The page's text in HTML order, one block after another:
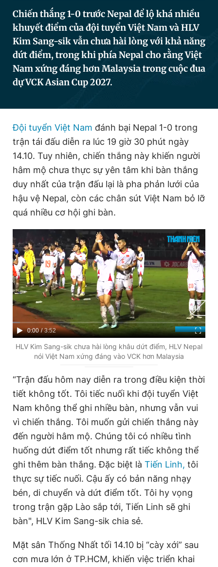
Đọc Thanh Niên trên điện thoại
Hotline
0906 645 777
Liên hệ quảng cáo
0908 780 404
Đặt báo Quảng cáo RSS Tòa soạn Chính sách bảo
Tổng biên tập: Nguyễn Ngọc Toàn
Phó tổng biên tập thường trực: Hải Thành
Phó tổng biên tập: Lâm Hiếu Dũng
Phó tổng biên tập: Trần Việt Hưng
Giấy phép xuất bản số 110/GP - BTTTT cấp ngày 24.3.2020
© 2003-2026 Bản quyền thuộc về Báo Thanh Niên. Cấm sao
chép dưới mọi hình thức nếu không có sự chấp thuận bằng văn
bản. Phát triển bởi ePi Technologies, JSC.
Chiến thắng 1-0 trước Nepal để lộ khá nhiều
khuyết điểm của đội tuyển Việt Nam và HLV
Kim Sang-sik vẫn chưa hài lòng với khả năng
dứt điểm, trong khi phía Nepal cho rằng Việt
Nam xứng đáng hơn Malaysia trong cuộc đua
dự VCK Asian Cup 2027.
Đội tuyển Việt Nam đánh bại Nepal 1-0 trong
trận tái đấu diễn ra lúc 19 giờ 30 phút ngày
14.10. Tuy nhiên, chiến thắng này khiến người
hâm mộ chưa thực sự yên tâm khi bàn thắng
duy nhất của trận đấu lại là pha phản lưới của
hậu vệ Nepal, còn các chân sút Việt Nam bỏ lỡ
quá nhiều cơ hội ghi bàn.
C
u
t
i
m
e
0:00 / D
u
a
n
3:52
HLV Kim Sang-sik chưa hài lòng khâu dứt điểm, HLV Nepal
nói Việt Nam xứng đáng vào VCK hơn Malaysia
“Trận đấu hôm nay diễn ra trong điều kiện thời
tiết không tốt. Tôi tiếc nuối khi đội tuyển Việt
Nam không thể ghi nhiều bàn, nhưng vẫn vui
vì chiến thắng. Tôi muốn gửi chiến thắng này
đến người hâm mộ. Chúng tôi có nhiều tình
huống dứt điểm tốt nhưng rất tiếc không thể
ghi thêm bàn thắng. Đặc biệt là Tiến Linh, tôi
thực sự tiếc nuối. Cậu ấy có bản năng nhạy
bén, di chuyển và dứt điểm tốt. Tôi hy vọng
trong trận gặp Lào sắp tới, Tiến Linh sẽ ghi
bàn", HLV Kim Sang-sik chia sẻ.
Mặt sân Thống Nhất tối 14.10 bị “cày xới” sau
cơn mưa lớn ở TP.HCM, khiến việc triển khai